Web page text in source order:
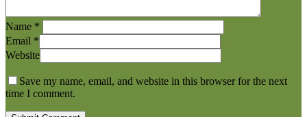
Name *
Email *
Website
Save my name, email, and website in this browser for the next
time I comment.